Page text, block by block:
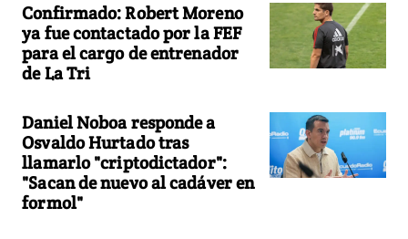
Confirmado: Robert Moreno
ya fue contactado por la FEF
para el cargo de entrenador
de La Tri
Daniel Noboa responde a
Osvaldo Hurtado tras
llamarlo "criptodictador":
"Sacan de nuevo al cadáver en
formol"